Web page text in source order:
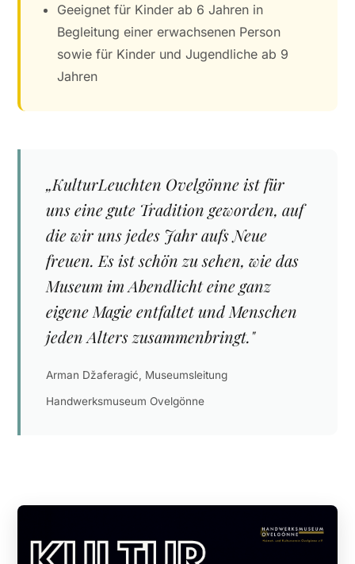
Geeignet für Kinder ab 6 Jahren in
Begleitung einer erwachsenen Person
sowie für Kinder und Jugendliche ab 9
Jahren
„KulturLeuchten Ovelgönne ist für
uns eine gute Tradition geworden, auf
die wir uns jedes Jahr aufs Neue
freuen. Es ist schön zu sehen, wie das
Museum im Abendlicht eine ganz
eigene Magie entfaltet und Menschen
jeden Alters zusammenbringt."
Arman Džaferagić, Museumsleitung
Handwerksmuseum Ovelgönne